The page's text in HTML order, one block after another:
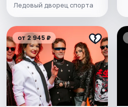
Ледовый дворец спорта
от 2 945 ₽